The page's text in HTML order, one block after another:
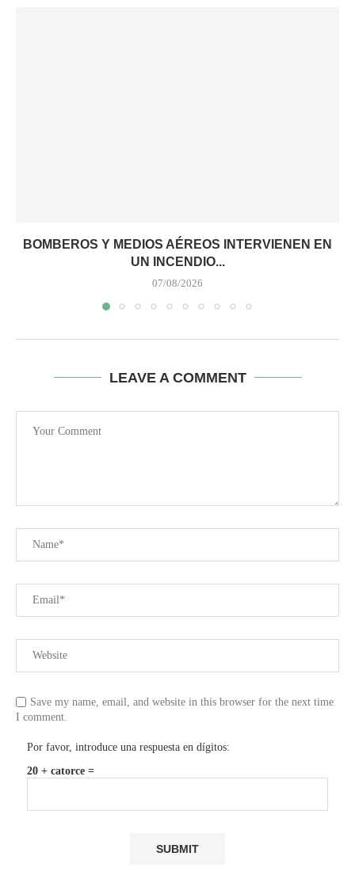
BOMBEROS Y MEDIOS AÉREOS INTERVIENEN EN
UN INCENDIO...
07/08/2026
LEAVE A COMMENT
Save my name, email, and website in this browser for the next time
I comment.
Por favor, introduce una respuesta en dígitos:
20 + catorce =